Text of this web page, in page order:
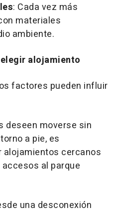
: Cada vez más
materiales
ambiente.
alojamiento
factores pueden influir
deseen moverse sin
a pie, es
alojamientos cercanos
al parque
una desconexión